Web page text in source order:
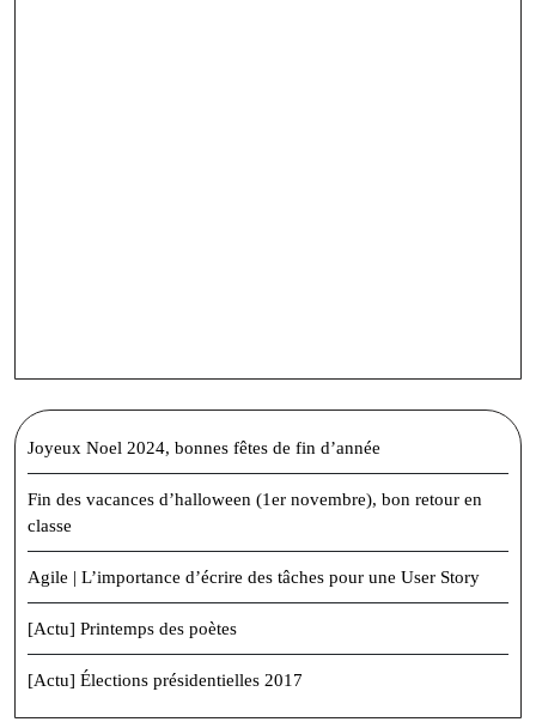
Joyeux Noel 2024, bonnes fêtes de fin d’année
Fin des vacances d’halloween (1er novembre), bon retour en
classe
Agile | L’importance d’écrire des tâches pour une User Story
[Actu] Printemps des poètes
[Actu] Élections présidentielles 2017